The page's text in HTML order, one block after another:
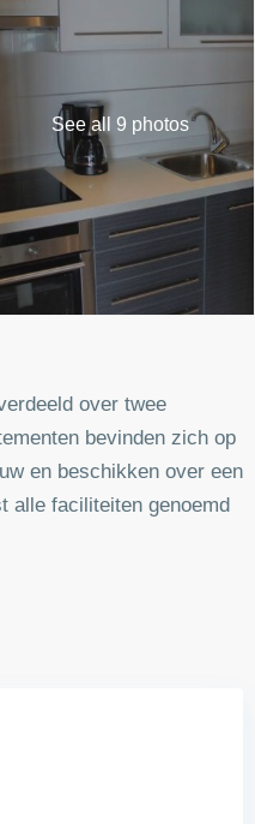
See all 9 photos
over twee
bevinden zich op
en beschikken over een
alle faciliteiten genoemd